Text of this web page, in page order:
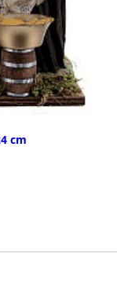
cm